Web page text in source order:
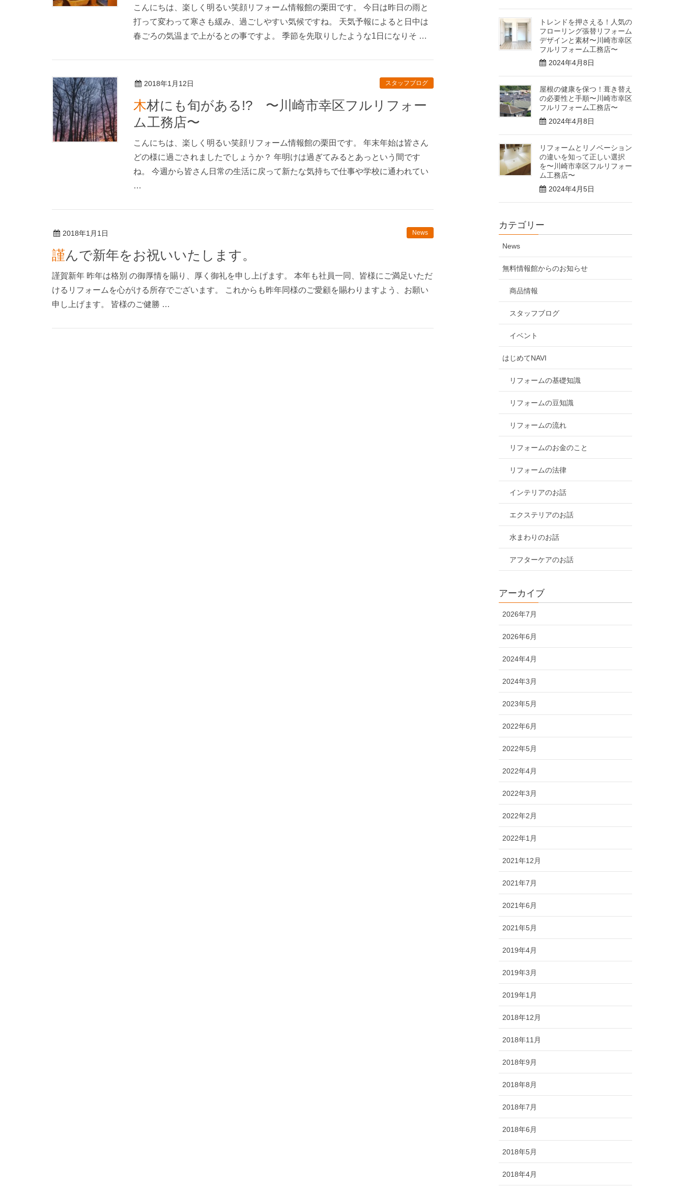
こんにちは、楽しく明るい笑顔リフォーム情報館の栗田です。 今日は昨日の雨と
打って変わって寒さも緩み、過ごしやすい気候ですね。 天気予報によると日中は
春ごろの気温まで上がるとの事ですよ。 季節を先取りしたような1日になりそ …
2018年1月12日 スタッフブログ
木材にも旬がある!? 〜川崎市幸区フルリフォー
ム工務店〜
こんにちは、楽しく明るい笑顔リフォーム情報館の栗田です。 年末年始は皆さん
どの様に過ごされましたでしょうか？ 年明けは過ぎてみるとあっという間です
ね。 今週から皆さん日常の生活に戻って新たな気持ちで仕事や学校に通われてい
…
2018年1月1日 News
謹んで新年をお祝いいたします。
謹賀新年 昨年は格別 の御厚情を賜り、厚く御礼を申し上げます。 本年も社員一同、皆様にご満足いただ
けるリフォームを心がける所存でございます。 これからも昨年同様のご愛顧を賜わりますよう、お願い
申し上げます。 皆様のご健勝 …
トレンドを押さえる！人気の
フローリング張替リフォーム
デザインと素材〜川崎市幸区
フルリフォーム工務店〜
2024年4月8日
屋根の健康を保つ！葺き替え
の必要性と手順〜川崎市幸区
フルリフォーム工務店〜
2024年4月8日
リフォームとリノベーション
の違いを知って正しい選択
を〜川崎市幸区フルリフォー
ム工務店〜
2024年4月5日
カテゴリー
News
無料情報館からのお知らせ
商品情報
スタッフブログ
イベント
はじめてNAVI
リフォームの基礎知識
リフォームの豆知識
リフォームの流れ
リフォームのお金のこと
リフォームの法律
インテリアのお話
エクステリアのお話
水まわりのお話
アフターケアのお話
アーカイブ
2026年7月
2026年6月
2024年4月
2024年3月
2023年5月
2022年6月
2022年5月
2022年4月
2022年3月
2022年2月
2022年1月
2021年12月
2021年7月
2021年6月
2021年5月
2019年4月
2019年3月
2019年1月
2018年12月
2018年11月
2018年9月
2018年8月
2018年7月
2018年6月
2018年5月
2018年4月